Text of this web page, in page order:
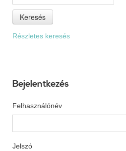
Keresés
Részletes keresés
Bejelentkezés
Felhasználónév
Jelszó